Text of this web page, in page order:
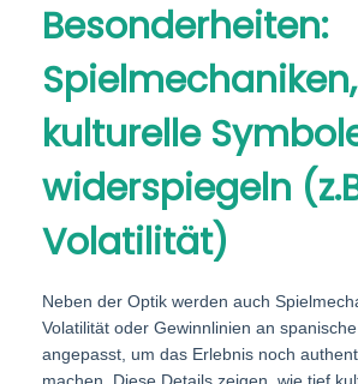
Besonderheiten:
kulturelle
widerspiegeln
Volatilität)
Neben der Optik werden auch
Volatilität oder Gewinnlinien an
angepasst, um das Erlebnis noch